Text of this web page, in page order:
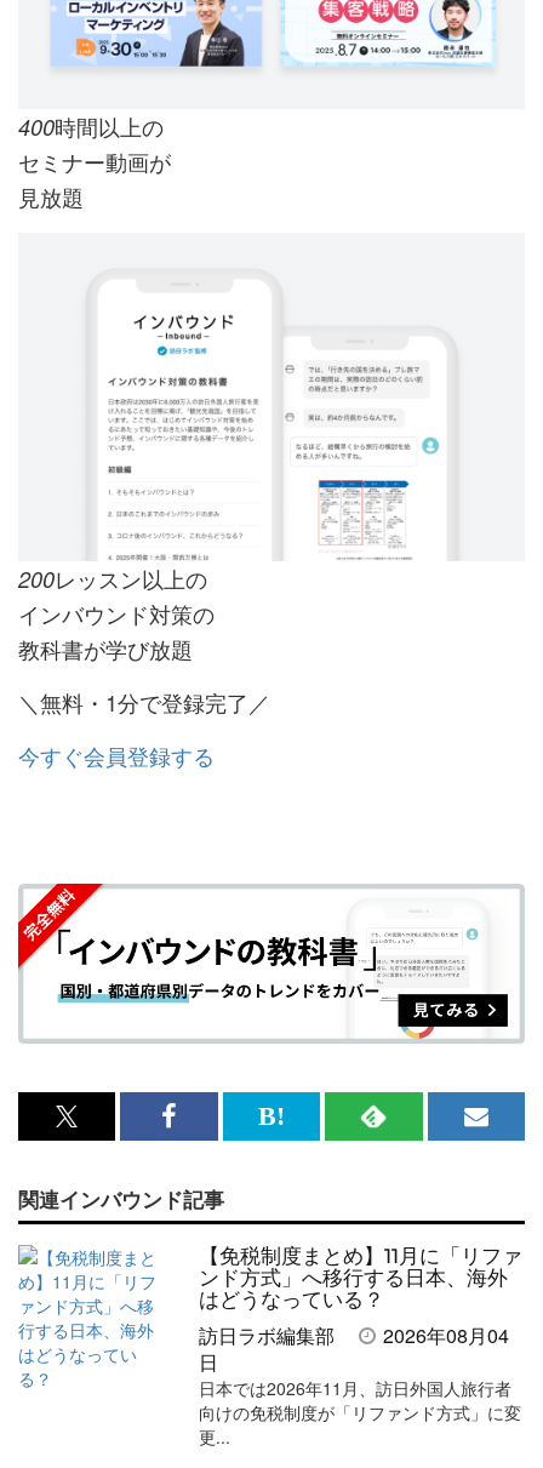
400時間以上の
セミナー動画が
見放題
200レッスン以上の
インバウンド対策の
教科書が学び放題
＼無料・1分で登録完了／
今すぐ会員登録する
x<br>
記
事
を
シ
ェ
Facebook<br>
記
は
ブ
ッ
ク
ー
ク
RSS
事
を
購
す
る
メ
ガ
登
録
る
関連インバウンド記事
【免税制度まとめ】11月に「リファ
ンド方式」へ移行する日本、海外
はどうなっている？
訪日ラボ編集部
2026年08月04
日
日本では2026年11月、訪日外国人旅行者
向けの免税制度が「リファンド方式」に変
更...